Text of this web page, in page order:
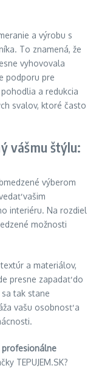
a výrobu s
To znamená, že
vyhovovala
podporu pre
a redukcia
svalov, ktoré často
vášmu štýlu:
výberom
vašim
interiéru. Na rozdiel
možnosti
a materiálov,
presne zapadať do
tak stane
vašu osobnosť a
profesionálne
TEPUJEM.SK?